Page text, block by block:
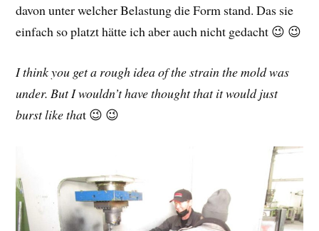
davon unter welcher Belastung die Form stand. Das sie
einfach so platzt hätte ich aber auch nicht gedacht 😉 😉
I think you get a rough idea of ​​the strain the mold was
under. But I wouldn’t have thought that it would just
burst like that 😉 😉